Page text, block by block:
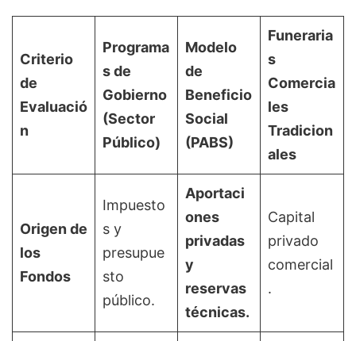
Criterio
de
Evaluació
n
Programa
s de
Gobierno
(Sector
Público)
Modelo
de
Beneficio
Social
(PABS)
Funeraria
s
Comercia
les
Tradicion
ales
Origen de
los
Fondos
Impuesto
s y
presupue
sto
público.
Aportaci
ones
privadas
y
reservas
técnicas.
Capital
privado
comercial
.